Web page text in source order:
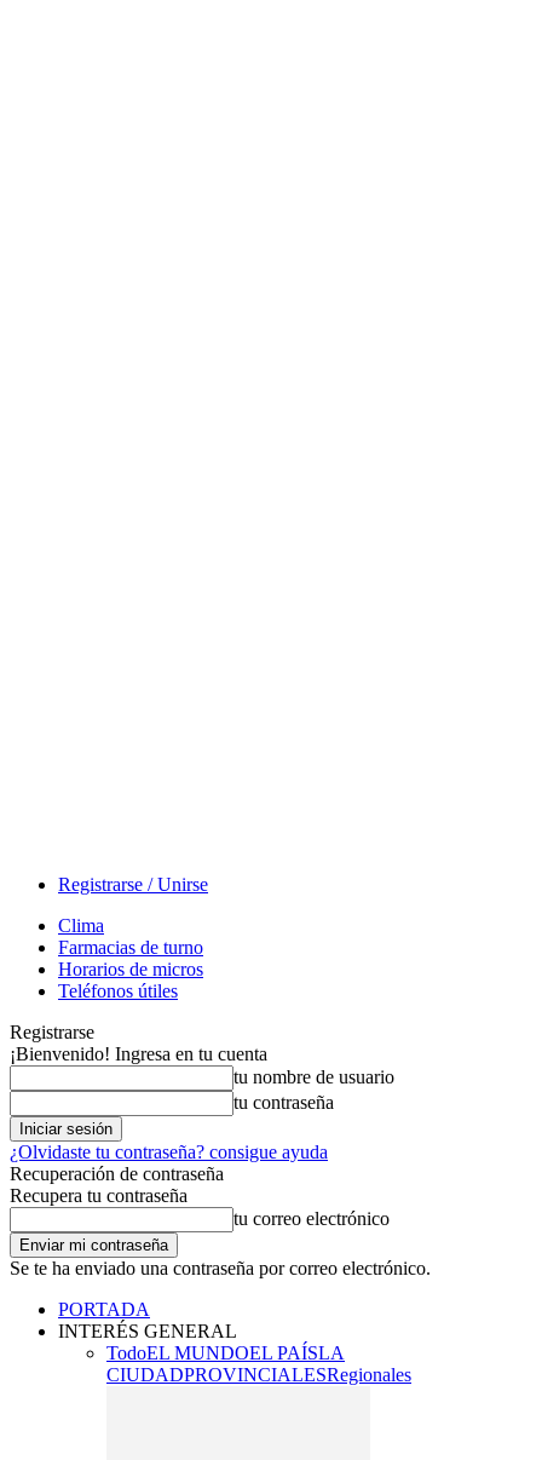
Registrarse / Unirse
Clima
Farmacias de turno
Horarios de micros
Teléfonos útiles
Registrarse
¡Bienvenido! Ingresa en tu cuenta
tu nombre de usuario
tu contraseña
¿Olvidaste tu contraseña? consigue ayuda
Recuperación de contraseña
Recupera tu contraseña
tu correo electrónico
Se te ha enviado una contraseña por correo electrónico.
PORTADA
INTERÉS GENERAL
TodoEL MUNDOEL PAÍSLA
CIUDADPROVINCIALESRegionales